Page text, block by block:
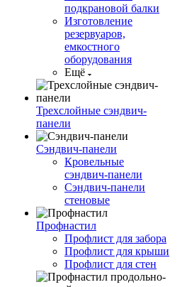
подкрановой балки
Изготовление
резервуаров,
емкостного
оборудования
Ещё
Трехслойные сэндвич-
панели
Сэндвич-панели
Кровельные
сэндвич-панели
Сэндвич-панели
стеновые
Профнастил
Профлист для забора
Профлист для крыши
Профлист для стен